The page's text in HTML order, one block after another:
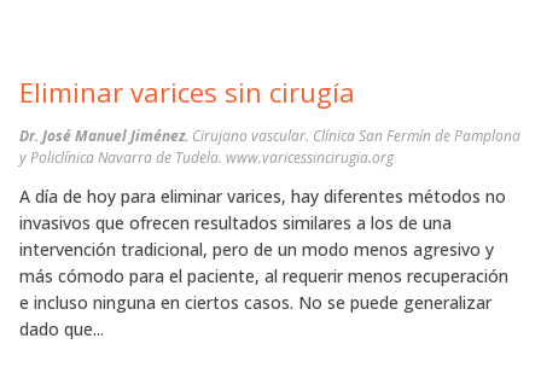
Eliminar varices sin cirugía
Dr. José Manuel Jiménez. Cirujano vascular. Clínica San Fermín de Pamplona
y Policlínica Navarra de Tudela. www.varicessincirugia.org
A día de hoy para eliminar varices, hay diferentes métodos no
invasivos que ofrecen resultados similares a los de una
intervención tradicional, pero de un modo menos agresivo y
más cómodo para el paciente, al requerir menos recuperación
e incluso ninguna en ciertos casos. No se puede generalizar
dado que...